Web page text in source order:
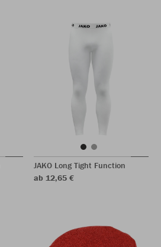
JAKO Long Tight Function
ab 12,65 €